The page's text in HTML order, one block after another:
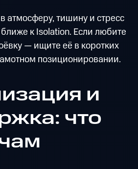
атмосферу, тишину и стресс
к Isolation. Если любите
— ищите её в коротких
позиционировании.
и
что